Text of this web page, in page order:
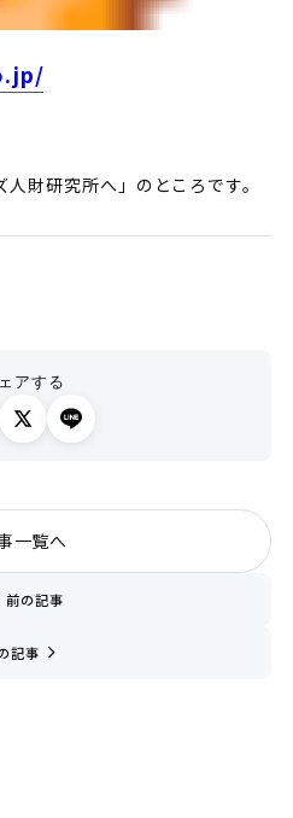
財研究所へ」のところです。
アする
前の記事
一覧へ
記事 navigate_next